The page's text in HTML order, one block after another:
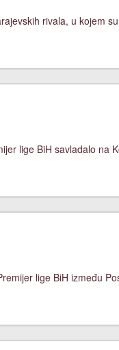
rivala, u kojem
lige BiH savladalo na
lige BiH između